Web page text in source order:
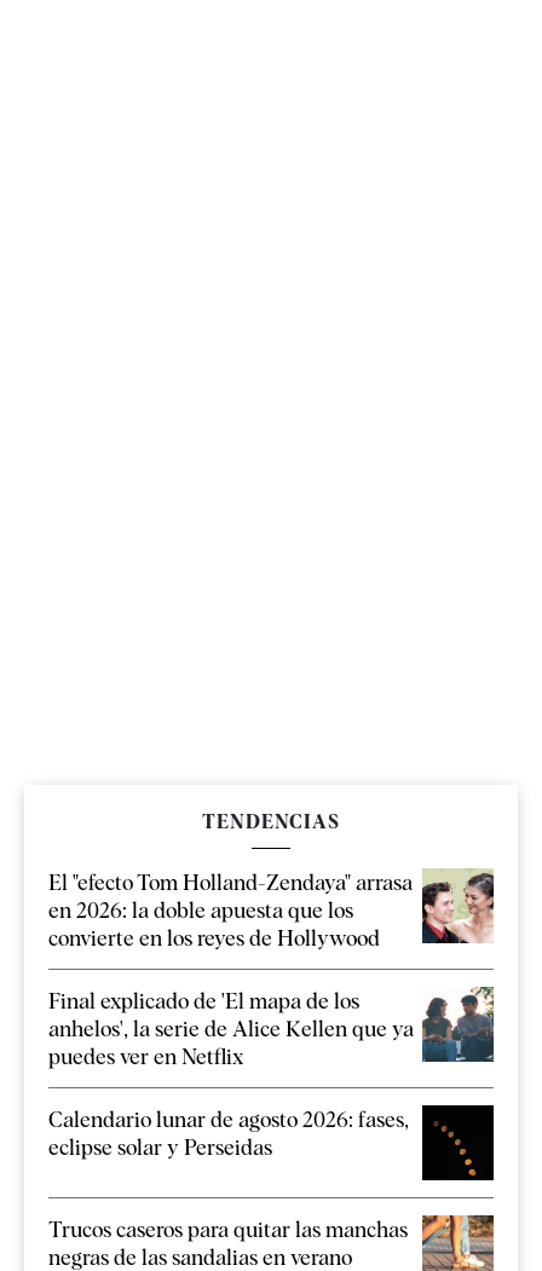
TENDENCIAS
El "efecto Tom Holland-Zendaya" arrasa
en 2026: la doble apuesta que los
convierte en los reyes de Hollywood
Final explicado de 'El mapa de los
anhelos', la serie de Alice Kellen que ya
puedes ver en Netflix
Calendario lunar de agosto 2026: fases,
eclipse solar y Perseidas
Trucos caseros para quitar las manchas
negras de las sandalias en verano